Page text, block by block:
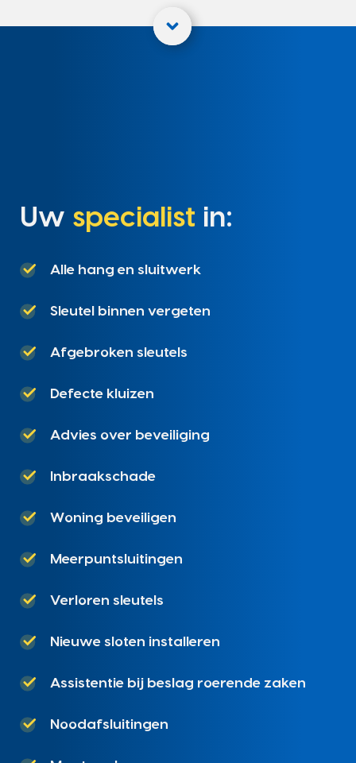
Uw specialist in:
Alle hang en sluitwerk
Sleutel binnen vergeten
Afgebroken sleutels
Defecte kluizen
Advies over beveiliging
Inbraakschade
Woning beveiligen
Meerpuntsluitingen
Verloren sleutels
Nieuwe sloten installeren
Assistentie bij beslag roerende zaken
Noodafsluitingen